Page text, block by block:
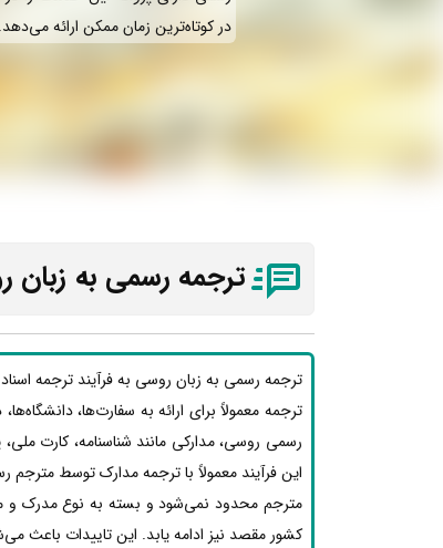
در کوتاه‌ترین زمان ممکن ارائه می‌دهد.
ترجمه رسمی به زبان
ترجمه رسمی به زبان روسی به فرآیند ترجمه
ترجمه معمولاً برای ارائه به سفارت‌ها،
رسمی روسی، مدارکی مانند شناسنامه، کارت
این فرآیند معمولاً با ترجمه مدارک توسط
مترجم محدود نمی‌شود و بسته به نوع مدرک و
کشور مقصد نیز ادامه یابد. این تاییدات باعث